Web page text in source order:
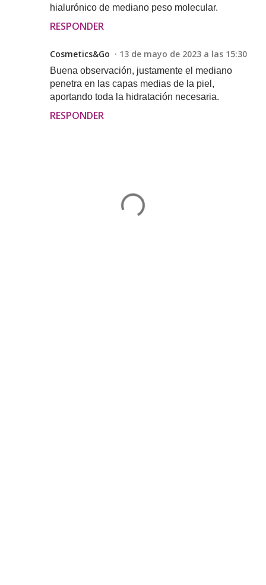
hialurónico de mediano peso molecular.
RESPONDER
Cosmetics&Go 13 de mayo de 2023 a las 15:30
Buena observación, justamente el mediano
penetra en las capas medias de la piel,
aportando toda la hidratación necesaria.
RESPONDER